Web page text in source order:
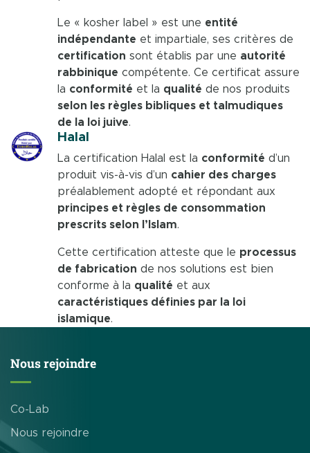
Le « kosher label » est une entité
indépendante et impartiale, ses critères de
certification sont établis par une autorité
rabbinique compétente. Ce certificat assure
la conformité et la qualité de nos produits
selon les règles bibliques et talmudiques
de la loi juive.
Halal
La certification Halal est la conformité d’un
produit vis-à-vis d’un cahier des charges
préalablement adopté et répondant aux
principes et règles de consommation
prescrits selon l’Islam.
Cette certification atteste que le processus
de fabrication de nos solutions est bien
conforme à la qualité et aux
caractéristiques définies par la loi
islamique.
Nous rejoindre
Co-Lab
Nous rejoindre